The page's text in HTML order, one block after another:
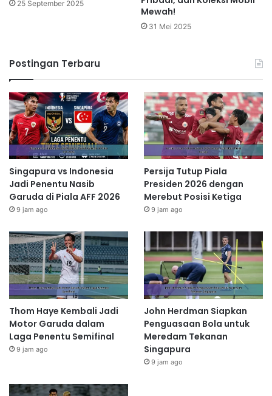
25 September 2025
Mewah!
31 Mei 2025
Postingan Terbaru
Singapura vs Indonesia
Jadi Penentu Nasib
Garuda di Piala AFF 2026
9 jam ago
Persija Tutup Piala
Presiden 2026 dengan
Merebut Posisi Ketiga
9 jam ago
Thom Haye Kembali Jadi
Motor Garuda dalam
Laga Penentu Semifinal
9 jam ago
John Herdman Siapkan
Penguasaan Bola untuk
Meredam Tekanan
Singapura
9 jam ago